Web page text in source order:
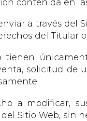
contenida en
a través del
del Titular
tienen
solicitud de
a modificar,
Sitio Web, sin